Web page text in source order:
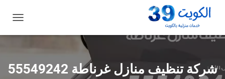
ب
ل
ا
شركة تنظيف منازل غرناطة 55549242